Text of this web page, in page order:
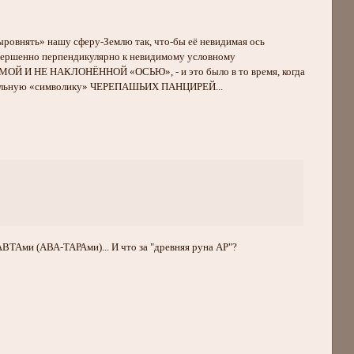
нашу сферу-Землю так, что-бы её невидимая ось
перпендикулярно к невидимому условному
И НЕ НАКЛОНЁННОЙ «ОСЬЮ», - и это было в то время, когда
«символику» ЧЕРЕПАШЬИХ ПАНЦИРЕЙ...
(АВА-ТАРАми)... И что за "древняя руна АР"?